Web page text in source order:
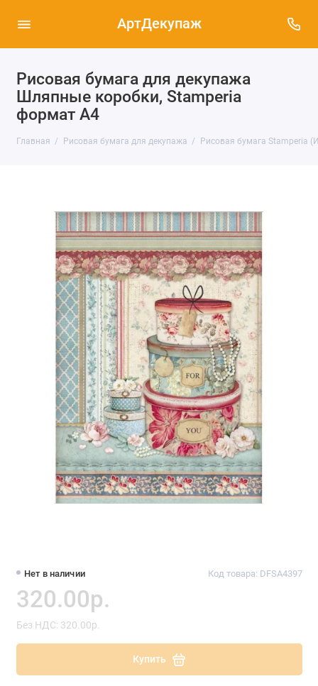
АртДекупаж
Рисовая бумага для декупажа
Шляпные коробки, Stamperia
формат А4
Главная Рисовая бумага для декупажа Рисовая бумага Stamperia
Нет в наличии Код товара: DFSA4397
320.00р.
Без НДС: 320.00р.
Купить